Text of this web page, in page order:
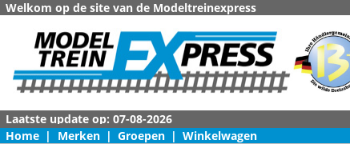
Welkom op de site van de Modeltreinexpress
Home | Merken | Groepen | Winkelwagen